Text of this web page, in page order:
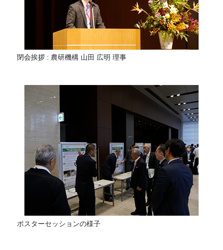
閉会挨拶 : 農研機構 山田 広明 理事
ポスターセッションの様子